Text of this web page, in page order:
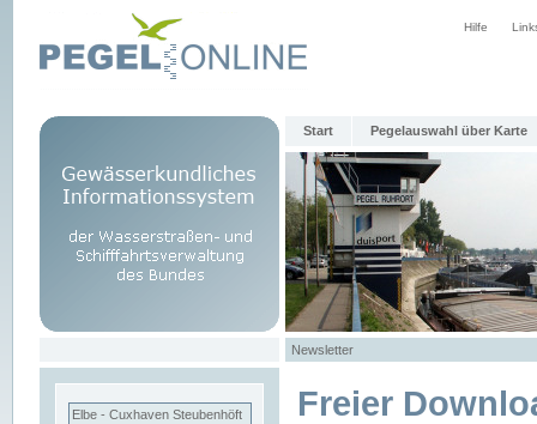
Hilfe
Start Pegelauswahl über Karte
Newsletter
Elbe - Cuxhaven Steubenhöft Freier